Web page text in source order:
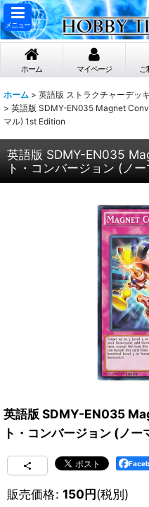
メニュー
ホーム マイページ ご
ホーム > 英語版 ストラクチャーデッキ
> 英語版 SDMY-EN035 Magnet
マル) 1st Edition
英語版 SDMY-EN035
ト・コンバージョン (ノ
英語版 SDMY-EN035
ト・コンバージョン (ノ
販売価格: 150円(税別)